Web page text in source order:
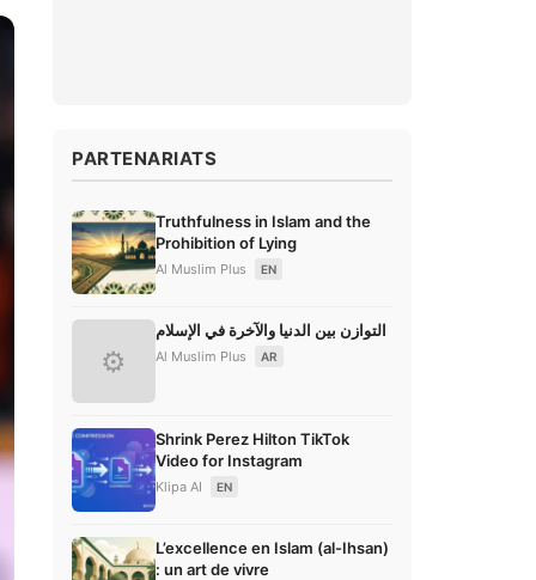
PARTENARIATS
Truthfulness in Islam and the
Prohibition of Lying
Al Muslim Plus EN
⚙
التوازن بين الدنيا والآخرة في الإسلام
Al Muslim Plus AR
Shrink Perez Hilton TikTok
Video for Instagram
Klipa AI EN
L’excellence en Islam (al-Ihsan)
: un art de vivre